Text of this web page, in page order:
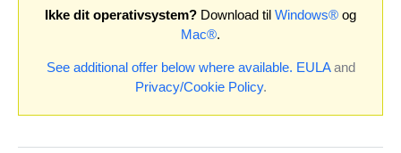
Ikke dit operativsystem? Download til Windows® og
Mac®.
See additional offer below where available. EULAand
Privacy/Cookie Policy.